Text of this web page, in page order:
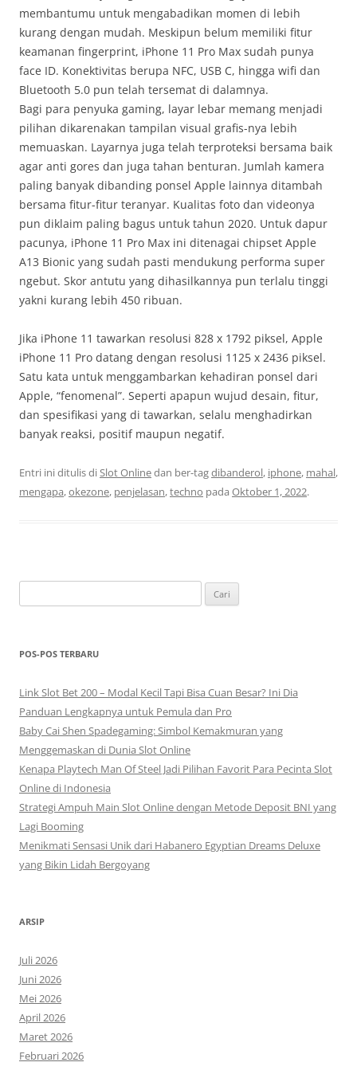
membantumu untuk mengabadikan momen di lebih
kurang dengan mudah. Meskipun belum memiliki fitur
keamanan fingerprint, iPhone 11 Pro Max sudah punya
face ID. Konektivitas berupa NFC, USB C, hingga wifi dan
Bluetooth 5.0 pun telah tersemat di dalamnya.
Bagi para penyuka gaming, layar lebar memang menjadi
pilihan dikarenakan tampilan visual grafis-nya lebih
memuaskan. Layarnya juga telah terproteksi bersama baik
agar anti gores dan juga tahan benturan. Jumlah kamera
paling banyak dibanding ponsel Apple lainnya ditambah
bersama fitur-fitur teranyar. Kualitas foto dan videonya
pun diklaim paling bagus untuk tahun 2020. Untuk dapur
pacunya, iPhone 11 Pro Max ini ditenagai chipset Apple
A13 Bionic yang sudah pasti mendukung performa super
ngebut. Skor antutu yang dihasilkannya pun terlalu tinggi
yakni kurang lebih 450 ribuan.
Jika iPhone 11 tawarkan resolusi 828 x 1792 piksel, Apple
iPhone 11 Pro datang dengan resolusi 1125 x 2436 piksel.
Satu kata untuk menggambarkan kehadiran ponsel dari
Apple, “fenomenal”. Seperti apapun wujud desain, fitur,
dan spesifikasi yang di tawarkan, selalu menghadirkan
banyak reaksi, positif maupun negatif.
Entri ini ditulis diSlot Onlinedan ber-tagdibanderol, iphone, mahal,
mengapa,okezone, penjelasan,techno pada Oktober 1, 2022.
untuk:
POS-POS TERBARU
Link Slot Bet 200 – Modal Kecil Tapi Bisa Cuan Besar? Ini Dia
Panduan Lengkapnya untuk Pemula dan Pro
Baby Cai Shen Spadegaming: Simbol Kemakmuran yang
Menggemaskan di Dunia Slot Online
Kenapa Playtech Man Of Steel Jadi Pilihan Favorit Para Pecinta Slot
Online di Indonesia
Strategi Ampuh Main Slot Online dengan Metode Deposit BNI yang
Lagi Booming
Menikmati Sensasi Unik dari Habanero Egyptian Dreams Deluxe
yang Bikin Lidah Bergoyang
ARSIP
Juli 2026
Juni 2026
Mei 2026
April 2026
Maret 2026
Februari 2026